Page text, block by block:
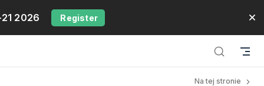
2026 Register
Na tej stronie